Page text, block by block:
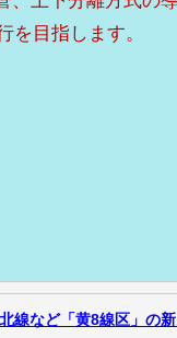
を目指します。
線など「黄8線区」の